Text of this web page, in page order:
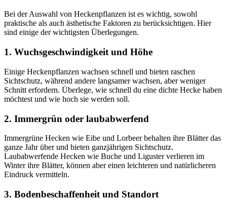
Bei der Auswahl von Heckenpflanzen ist es wichtig, sowohl
praktische als auch ästhetische Faktoren zu berücksichtigen. Hier
sind einige der wichtigsten Überlegungen.
1. Wuchsgeschwindigkeit und Höhe
Einige Heckenpflanzen wachsen schnell und bieten raschen
Sichtschutz, während andere langsamer wachsen, aber weniger
Schnitt erfordern. Überlege, wie schnell du eine dichte Hecke haben
möchtest und wie hoch sie werden soll.
2. Immergrün oder laubabwerfend
Immergrüne Hecken wie Eibe und Lorbeer behalten ihre Blätter das
ganze Jahr über und bieten ganzjährigen Sichtschutz.
Laubabwerfende Hecken wie Buche und Liguster verlieren im
Winter ihre Blätter, können aber einen leichteren und natürlicheren
Eindruck vermitteln.
3. Bodenbeschaffenheit und Standort